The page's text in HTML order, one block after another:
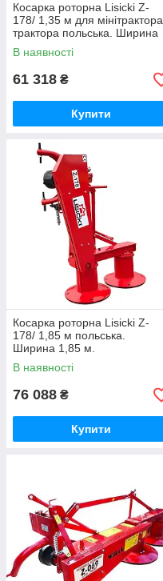
Косарка роторна Lisicki Z-
178/ 1,35 м для мінітрактора,
трактора польська. Ширина
1,35 м.
В наявності
61 318 ₴
Купити
Косарка роторна Lisicki Z-
178/ 1,85 м польська.
Ширина 1,85 м.
В наявності
76 088 ₴
Купити